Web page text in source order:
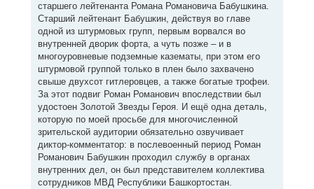
старшего лейтенанта Романа Романовича Бабушкина.
Старший лейтенант Бабушкин, действуя во главе
одной из штурмовых групп, первым ворвался во
внутренней дворик форта, а чуть позже – и в
многоуровневые подземные казематы, при этом его
штурмовой группой только в плен было захвачено
свыше двухсот гитлеровцев, а также богатые трофеи.
За этот подвиг Роман Романович впоследствии был
удостоен Золотой Звезды Героя. И ещё одна деталь,
которую по моей просьбе для многочисленной
зрительской аудитории обязательно озвучивает
диктор-комментатор: в послевоенный период Роман
Романович Бабушкин проходил службу в органах
внутренних дел, он был представителем коллектива
сотрудников МВД Республики Башкортостан.